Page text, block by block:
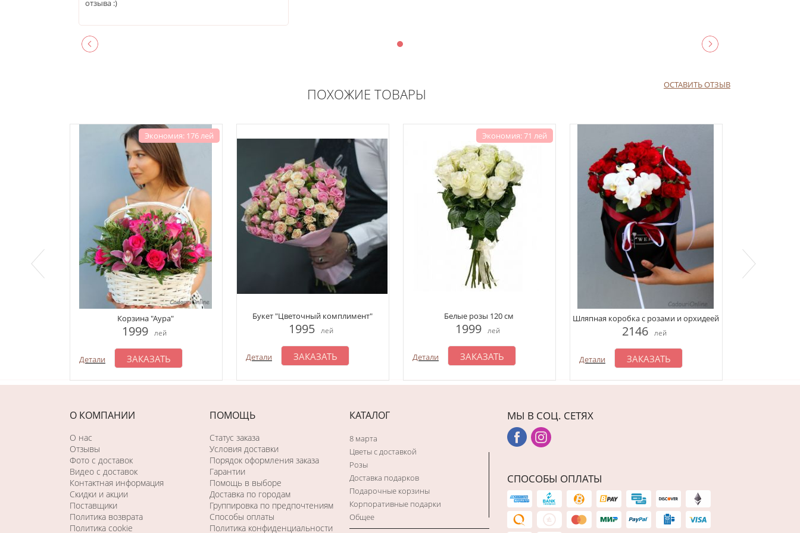
отзыва :)
ОСТАВИТЬ ОТЗЫВ
ПОХОЖИЕ ТОВАРЫ
Экономия: 176 лей
Корзина "Аура"
1999 лей
Детали ЗАКАЗАТЬ
Букет "Цветочный комплимент"
1995 лей
Детали ЗАКАЗАТЬ
Экономия: 71 лей
Белые розы 120 см
1999 лей
Детали ЗАКАЗАТЬ
Шляпная коробка с розами и орхидеей
2146 лей
Детали ЗАКАЗАТЬ
О КОМПАНИИ
О нас
Отзывы
Фото c доставок
Видео с доставок
Контактная информация
Скидки и акции
Поставщики
Политика возврата
Политика cookie
ПОМОЩЬ
Статус заказа
Условия доставки
Порядок оформления заказа
Гарантии
Помощь в выборе
Доставка по городам
Группировка по предпочтениям
Способы оплаты
Политика конфиденциальности
КАТАЛОГ
8 марта
Цветы с доставкой
Розы
Доставка подарков
Подарочные корзины
Корпоративные подарки
Общее
МЫ В СОЦ. СЕТЯХ
СПОСОБЫ ОПЛАТЫ